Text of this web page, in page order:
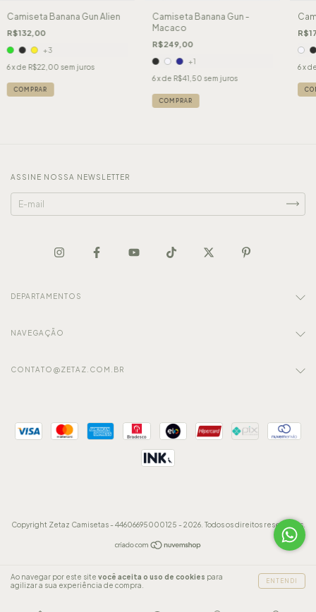
Ao navegar por este site você aceita o uso de cookies para
agilizar a sua experiência de compra.
ENTENDI
Camiseta Banana Gun Alien
R$132,00
+3
6x de R$22,00 sem juros
COMPRAR
Camiseta Banana Gun -
Macaco
R$249,00
+1
6x de R$41,50 sem juros
COMPRAR
6 x
ASSINE NOSSA NEWSLETTER
DEPARTAMENTOS
NAVEGAÇÃO
CONTATO@ZETAZ.COM.BR
Copyright Zetaz Camisetas - 44606695000125 - 2026. Todos os direitos reservados.